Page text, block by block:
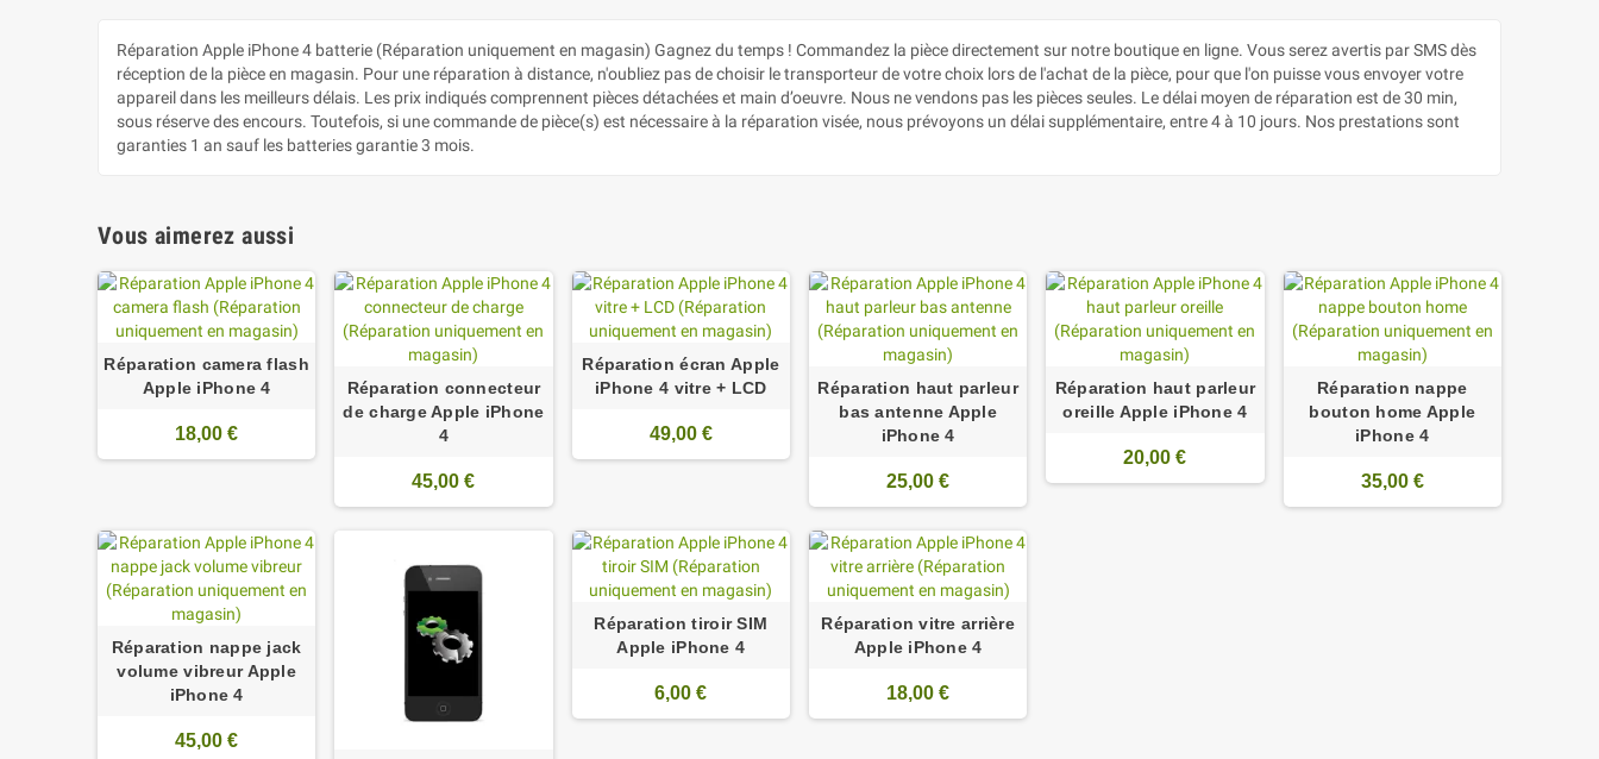
Réparation Apple iPhone 4 batterie (Réparation uniquement en magasin) Gagnez du temps ! Commandez la pièce directement sur notre boutique en ligne. Vous serez avertis par SMS dès
réception de la pièce en magasin. Pour une réparation à distance, n'oubliez pas de choisir le transporteur de votre choix lors de l'achat de la pièce, pour que l'on puisse vous envoyer votre
appareil dans les meilleurs délais. Les prix indiqués comprennent pièces détachées et main d’oeuvre. Nous ne vendons pas les pièces seules. Le délai moyen de réparation est de 30 min,
sous réserve des encours. Toutefois, si une commande de pièce(s) est nécessaire à la réparation visée, nous prévoyons un délai supplémentaire, entre 4 à 10 jours. Nos prestations sont
garanties 1 an sauf les batteries garantie 3 mois.
Vous aimerez aussi
Réparation camera flash
Apple iPhone 4
18,00 €
Réparation connecteur
de charge Apple iPhone
4
45,00 €
Réparation écran Apple
iPhone 4 vitre + LCD
49,00 €
Réparation haut parleur
bas antenne Apple
iPhone 4
25,00 €
Réparation haut parleur
oreille Apple iPhone 4
20,00 €
Réparation nappe
bouton home Apple
iPhone 4
35,00 €
Réparation nappe jack
volume vibreur Apple
iPhone 4
45,00 €
Réparation tiroir SIM
Apple iPhone 4
6,00 €
Réparation vitre arrière
Apple iPhone 4
18,00 €